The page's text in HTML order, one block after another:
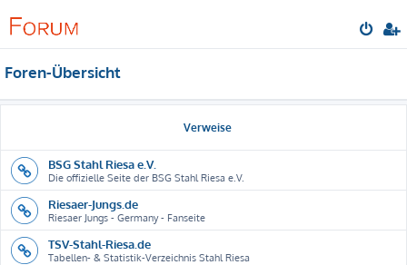
Foren-Übersicht
Verweise
BSG Stahl Riesa e.V.
Die offizielle Seite der BSG Stahl Riesa e.V.
Riesaer-Jungs.de
Riesaer Jungs - Germany - Fanseite
TSV-Stahl-Riesa.de
Tabellen- & Statistik-Verzeichnis Stahl Riesa